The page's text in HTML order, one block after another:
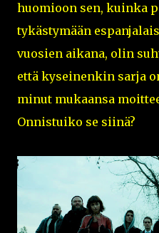
huomioon sen, kuinka
tykästymään
vuosien aikana, olin
että kyseinenkin sarja
minut mukaansa
Onnistuiko se siinä?